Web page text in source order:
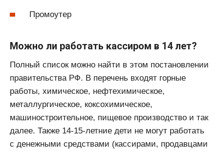
Промоутер
Можно ли работать кассиром в 14 лет?
Полный список можно найти в этом постановлении
правительства РФ. В перечень входят горные
работы, химическое, нефтехимическое,
металлургическое, коксохимическое,
машиностроительное, пищевое производство и так
далее. Также 14-15-летние дети не могут работать
с денежными средствами (кассирами, продавцами